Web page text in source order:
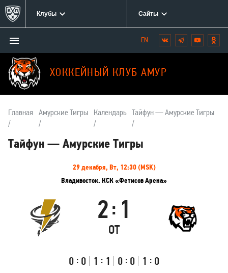
Клубы Сайты
ХОККЕЙНЫЙ КЛУБ АМУР
Открыть/
закрыть
меню
Мы
в
социальных
сетях:
Вконтакте
Telegram
YouTube
Главная Амурские Тигры Календарь Тайфун — Амурские Тигры
Тайфун — Амурские Тигры
29 декабря, Вт, 12:30 (MSK)
Владивосток. КСК «Фетисов Арена»
Результаты
Тайфун
Итоговый
2 : 1
ОТ
Счёт
Первый
тайм
0 : 0
Второй
тайм
1 : 1
Третий
тайм
0 : 0 Овертайм
1 : 0
Амурские
Тигры